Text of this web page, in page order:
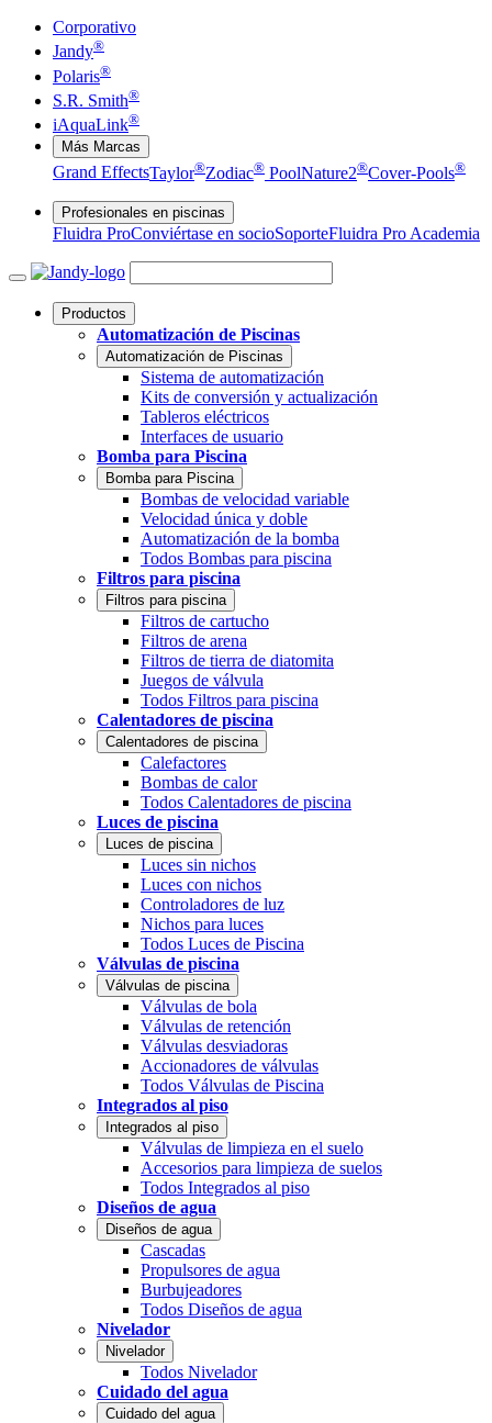
Corporativo
Jandy®
Polaris®
S.R. Smith®
iAquaLink®
Más Marcas
Grand EffectsTaylor®Zodiac® PoolNature2®Cover-Pools®
Profesionales en piscinas
Fluidra ProConviértase en socioSoporteFluidra Pro Academia
Productos
Automatización de Piscinas
Automatización de Piscinas
Sistema de automatización
Kits de conversión y actualización
Tableros eléctricos
Interfaces de usuario
Bomba para Piscina
Bomba para Piscina
Bombas de velocidad variable
Velocidad única y doble
Automatización de la bomba
Todos Bombas para piscina
Filtros para piscina
Filtros para piscina
Filtros de cartucho
Filtros de arena
Filtros de tierra de diatomita
Juegos de válvula
Todos Filtros para piscina
Calentadores de piscina
Calentadores de piscina
Calefactores
Bombas de calor
Todos Calentadores de piscina
Luces de piscina
Luces de piscina
Luces sin nichos
Luces con nichos
Controladores de luz
Nichos para luces
Todos Luces de Piscina
Válvulas de piscina
Válvulas de piscina
Válvulas de bola
Válvulas de retención
Válvulas desviadoras
Accionadores de válvulas
Todos Válvulas de Piscina
Integrados al piso
Integrados al piso
Válvulas de limpieza en el suelo
Accesorios para limpieza de suelos
Todos Integrados al piso
Diseños de agua
Diseños de agua
Cascadas
Propulsores de agua
Burbujeadores
Todos Diseños de agua
Nivelador
Nivelador
Todos Nivelador
Cuidado del agua
Cuidado del agua